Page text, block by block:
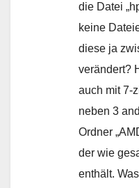
die Datei
keine
diese ja
verändert?
auch mit 7-
neben 3
Ordner
der wie
enthält.